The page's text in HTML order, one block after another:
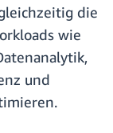
die
wie
und